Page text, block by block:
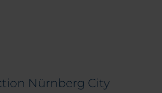
Nürnberg City